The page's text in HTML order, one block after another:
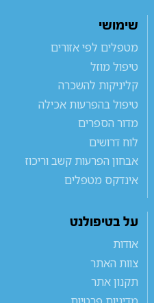
שימושי
מטפלים לפי אזורים
טיפול מוזל
קליניקות להשכרה
טיפול בהפרעות אכילה
מדור הספרים
לוח דרושים
אבחון הפרעות קשב וריכוז
אינדקס מטפלים
על בטיפולנט
אודות
צוות האתר
תקנון אתר